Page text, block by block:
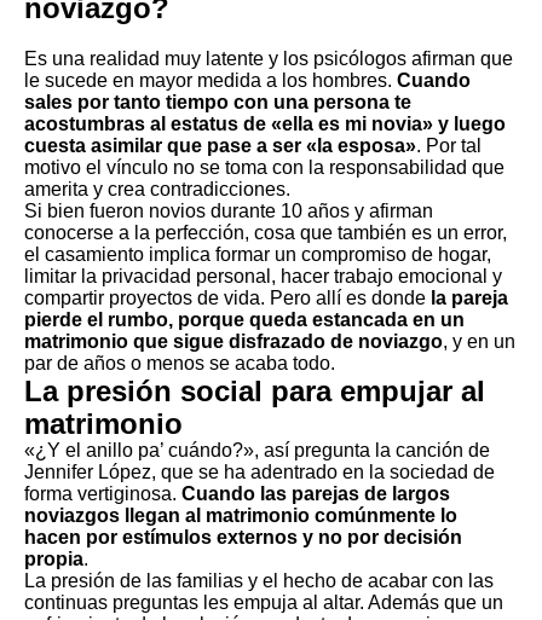
noviazgo?
Es una realidad muy latente y los psicólogos afirman que
le sucede en mayor medida a los hombres. Cuando
sales por tanto tiempo con una persona te
acostumbras al estatus de «ella es mi novia» y luego
cuesta asimilar que pase a ser «la esposa». Por tal
motivo el vínculo no se toma con la responsabilidad que
amerita y crea contradicciones.
Si bien fueron novios durante 10 años y afirman
conocerse a la perfección, cosa que también es un error,
el casamiento implica formar un compromiso de hogar,
limitar la privacidad personal, hacer trabajo emocional y
compartir proyectos de vida. Pero allí es donde la pareja
pierde el rumbo, porque queda estancada en un
matrimonio que sigue disfrazado de noviazgo, y en un
par de años o menos se acaba todo.
La presión social para empujar al
matrimonio
«¿Y el anillo pa’ cuándo?», así pregunta la canción de
Jennifer López, que se ha adentrado en la sociedad de
forma vertiginosa. Cuando las parejas de largos
noviazgos llegan al matrimonio comúnmente lo
hacen por estímulos externos y no por decisión
propia.
La presión de las familias y el hecho de acabar con las
continuas preguntas les empuja al altar. Además que un